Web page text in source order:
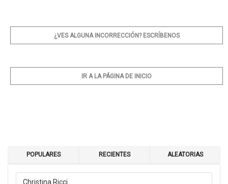
¿VES ALGUNA INCORRECCIÓN? ESCRÍBENOS
IR A LA PÁGINA DE INICIO
POPULARES RECIENTES ALEATORIAS
Christina Ricci